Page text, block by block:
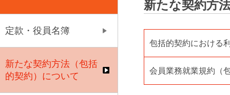
新たな契約方
包括的契約における
会員業務就業規約（
定款・役員名簿
新たな契約方法（包括
的契約）について